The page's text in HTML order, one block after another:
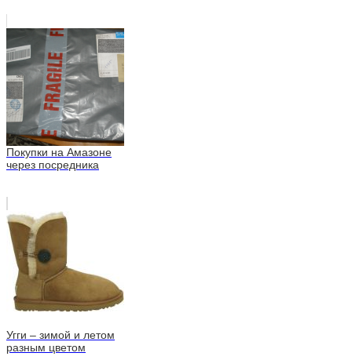
Покупки на Амазоне
через посредника
Угги – зимой и летом
разным цветом